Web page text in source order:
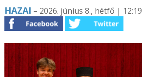
HAZAI – 2026. június 8., hétfő | 12:19